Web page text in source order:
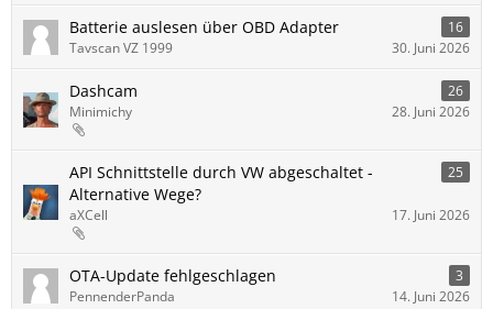
Batterie auslesen über OBD Adapter
16
Tavscan VZ 1999
30. Juni 2026
Dashcam
26
Minimichy
28. Juni 2026
API Schnittstelle durch VW abgeschaltet -
Alternative Wege?
25
aXCell 17. Juni 2026
OTA-Update fehlgeschlagen
3
PennenderPanda
14. Juni 2026